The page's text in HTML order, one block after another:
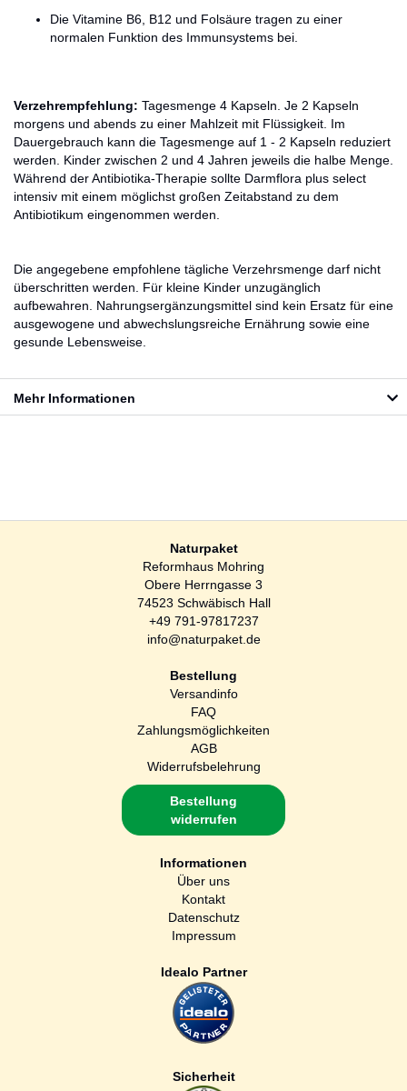
Die Vitamine B6, B12 und Folsäure tragen zu einer
normalen Funktion des Immunsystems bei.
Verzehrempfehlung: Tagesmenge 4 Kapseln. Je 2 Kapseln
morgens und abends zu einer Mahlzeit mit Flüssigkeit. Im
Dauergebrauch kann die Tagesmenge auf 1 - 2 Kapseln reduziert
werden. Kinder zwischen 2 und 4 Jahren jeweils die halbe Menge.
Während der Antibiotika-Therapie sollte Darmflora plus select
intensiv mit einem möglichst großen Zeitabstand zu dem
Antibiotikum eingenommen werden.
Die angegebene empfohlene tägliche Verzehrsmenge darf nicht
überschritten werden. Für kleine Kinder unzugänglich
aufbewahren. Nahrungsergänzungsmittel sind kein Ersatz für eine
ausgewogene und abwechslungsreiche Ernährung sowie eine
gesunde Lebensweise.
Mehr Informationen
Naturpaket
Reformhaus Mohring
Obere Herrngasse 3
74523 Schwäbisch Hall
+49 791-97817237
info@naturpaket.de
Bestellung
Versandinfo
FAQ
Zahlungsmöglichkeiten
AGB
Widerrufsbelehrung
Bestellung
widerrufen
Informationen
Über uns
Kontakt
Datenschutz
Impressum
Idealo Partner
Sicherheit